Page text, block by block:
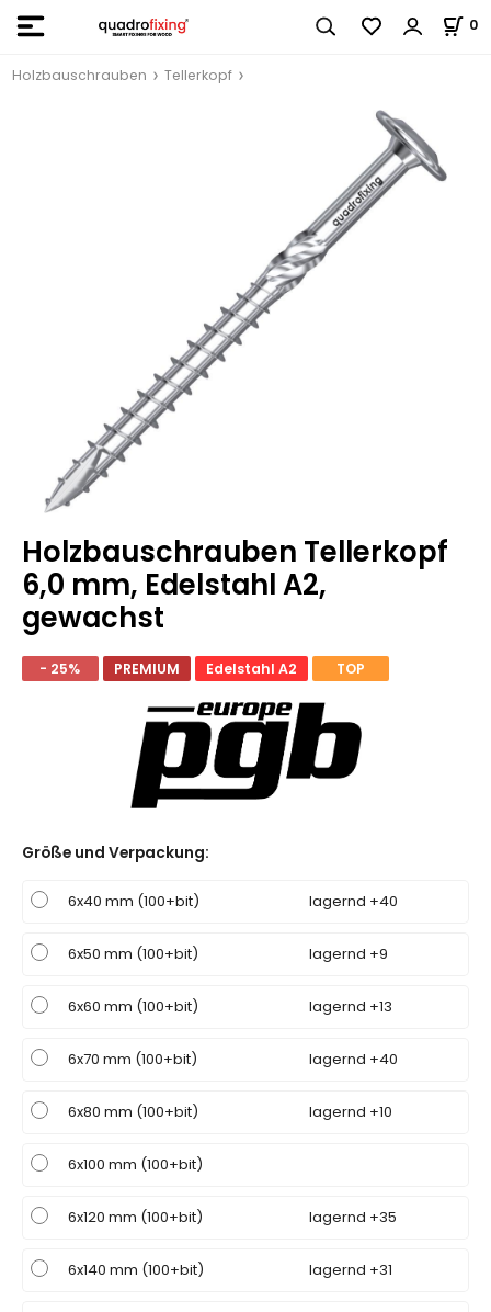
0
Holzbauschrauben Tellerkopf
Holzbauschrauben Tellerkopf
6,0 mm, Edelstahl A2,
gewachst
- 25% PREMIUM Edelstahl A2 TOP
Größe und Verpackung:
6x40 mm (100+bit) lagernd +40
6x50 mm (100+bit) lagernd +9
6x60 mm (100+bit) lagernd +13
6x70 mm (100+bit) lagernd +40
6x80 mm (100+bit) lagernd +10
6x100 mm (100+bit)
6x120 mm (100+bit) lagernd +35
6x140 mm (100+bit) lagernd +31